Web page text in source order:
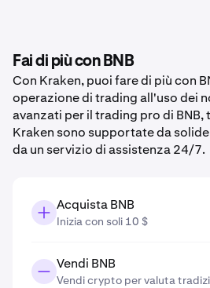
Fai di più con BNB
Con Kraken, puoi fare di più con
operazione di trading all'uso dei
avanzati per il trading pro di
Kraken sono supportate da
da un servizio di assistenza 24/7.
Acquista BNB
Inizia con soli 10 $
Vendi BNB
Vendi crypto per valuta